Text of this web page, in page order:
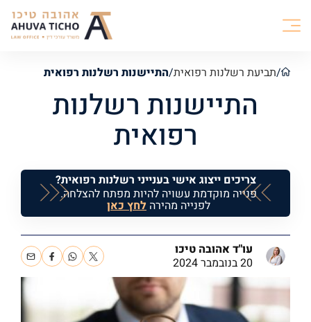
/תביעת רשלנות רפואית/התיישנות רשלנות רפואית
התיישנות רשלנות
רפואית
צריכים ייצוג אישי בענייני רשלנות רפואית?
פנייה מוקדמת עשויה להיות מפתח להצלחה.
לפנייה מהירה לחץ כאן
עו"ד אהובה טיכו
20 בנובמבר 2024